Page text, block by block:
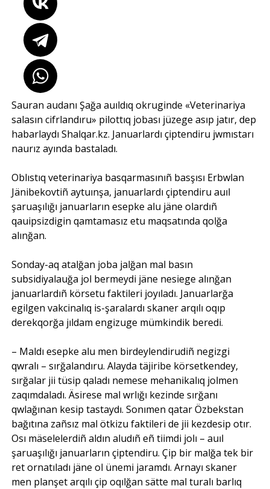
Sauran audanı Şağa auıldıq okruginde «Veterinariya
salasın cifrlandıru» pilottıq jobası jüzege asıp jatır, dep
habarlaydı Shalqar.kz. Januarlardı çiptendiru jwmıstarı
naurız ayında bastaladı.
Oblıstıq veterinariya basqarmasınıñ basşısı Erbwlan
Jänibekovtiñ aytuınşa, januarlardı çiptendiru auıl
şaruaşılığı januarların esepke alu jäne olardıñ
qauipsizdigin qamtamasız etu maqsatında qolğa
alınğan.
Sonday-aq atalğan joba jalğan mal basın
subsidiyalauğa jol bermeydi jäne nesiege alınğan
januarlardıñ körsetu faktileri joyıladı. Januarlarğa
egilgen vakcinalıq is-şaralardı skaner arqılı oqıp
derekqorğa jıldam engizuge mümkindik beredi.
– Maldı esepke alu men birdeylendirudiñ negizgi
qwralı – sırğalandıru. Alayda täjiribe körsetkendey,
sırğalar jii tüsip qaladı nemese mehanikalıq jolmen
zaqımdaladı. Äsirese mal wrlığı kezinde sırğanı
qwlağınan kesip tastaydı. Sonımen qatar Özbekstan
bağıtına zañsız mal ötkizu faktileri de jii kezdesip otır.
Osı mäselelerdiñ aldın aludıñ eñ tiimdi jolı – auıl
şaruaşılığı januarların çiptendiru. Çip bir malğa tek bir
ret ornatıladı jäne ol ünemi jaramdı. Arnayı skaner
men planşet arqılı çip oqılğan sätte mal turalı barlıq